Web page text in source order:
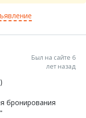
Был на сайте 6
лет назад
)
бронирования